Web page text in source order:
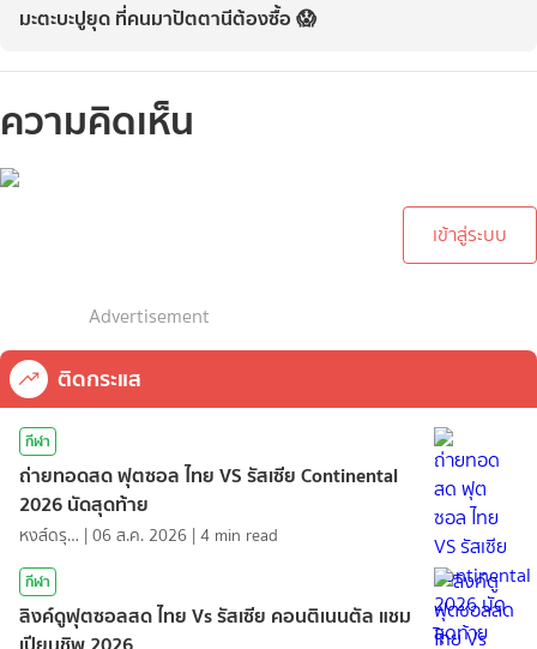
มะตะบะปูยุด ที่คนมาปัตตานีต้องซื้อ 😱
ความคิดเห็น
เข้าสู่ระบบ
Advertisement
ติดกระแส
กีฬา
ถ่ายทอดสด ฟุตซอล ไทย VS รัสเซีย Continental
2026 นัดสุดท้าย
หงส์ดรุณ |06 ส.ค. 2026 |4 min read
กีฬา
ลิงค์ดูฟุตซอลสด ไทย Vs รัสเซีย คอนติเนนตัล แชม